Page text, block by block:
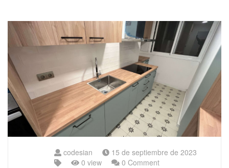
codesian
15 de septiembre de 2023
0 view
0 Comment